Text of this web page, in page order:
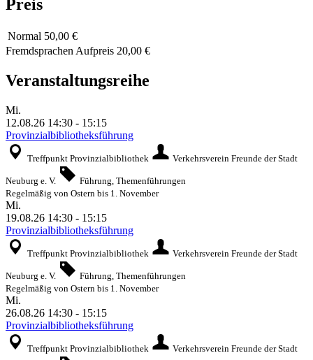
Preis
Normal 50,00 €
Fremdsprachen Aufpreis 20,00 €
Veranstaltungsreihe
Mi.
12.08.26 14:30 - 15:15
Provinzialbibliotheksführung
Treffpunkt Provinzialbibliothek Verkehrsverein Freunde der Stadt
Neuburg e. V.
Führung, Themenführungen
Regelmäßig von Ostern bis 1. November
Mi.
19.08.26 14:30 - 15:15
Provinzialbibliotheksführung
Treffpunkt Provinzialbibliothek Verkehrsverein Freunde der Stadt
Neuburg e. V.
Führung, Themenführungen
Regelmäßig von Ostern bis 1. November
Mi.
26.08.26 14:30 - 15:15
Provinzialbibliotheksführung
Treffpunkt Provinzialbibliothek Verkehrsverein Freunde der Stadt